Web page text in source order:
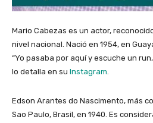
Mario Cabezas es un actor,
nivel nacional. Nació en 1954, en
“Yo pasaba por aquí y escuche un
lo detalla en su Instagram.
Edson Arantes do Nascimento​, más
Sao Paulo, Brasil, en 1940. Es